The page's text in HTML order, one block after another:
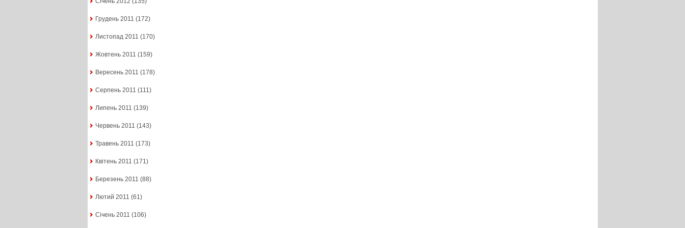
Грудень 2011 (172)
Листопад 2011 (170)
Жовтень 2011 (159)
Вересень 2011 (178)
Серпень 2011 (111)
Липень 2011 (139)
Червень 2011 (143)
Травень 2011 (173)
Квітень 2011 (171)
Березень 2011 (88)
Лютий 2011 (61)
Січень 2011 (106)